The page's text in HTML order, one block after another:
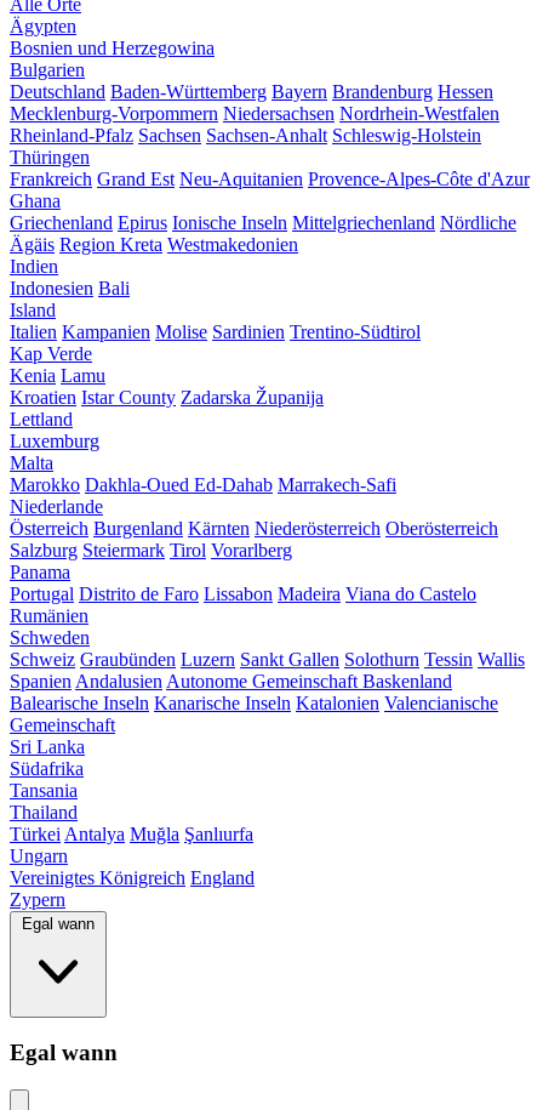
Ägypten
Bosnien und Herzegowina
Bulgarien
Deutschland Baden-Württemberg Bayern Brandenburg Hessen
Mecklenburg-Vorpommern Niedersachsen Nordrhein-Westfalen
Rheinland-Pfalz Sachsen Sachsen-Anhalt Schleswig-Holstein
Thüringen
Frankreich Grand Est Neu-Aquitanien Provence-Alpes-Côte d'Azur
Ghana
Griechenland Epirus Ionische Inseln Mittelgriechenland Nördliche
Ägäis Region Kreta Westmakedonien
Indien
Indonesien Bali
Island
Italien Kampanien Molise Sardinien Trentino-Südtirol
Kap Verde
Kenia Lamu
Kroatien Istar County Zadarska Županija
Lettland
Luxemburg
Malta
Marokko Dakhla-Oued Ed-Dahab Marrakech-Safi
Niederlande
Österreich Burgenland Kärnten Niederösterreich Oberösterreich
Salzburg Steiermark Tirol Vorarlberg
Panama
Portugal Distrito de Faro Lissabon Madeira Viana do Castelo
Rumänien
Schweden
Schweiz Graubünden Luzern Sankt Gallen Solothurn Tessin Wallis
Spanien Andalusien Autonome Gemeinschaft Baskenland
Balearische Inseln Kanarische Inseln Katalonien Valencianische
Gemeinschaft
Sri Lanka
Südafrika
Tansania
Thailand
Türkei Antalya Muğla Şanlıurfa
Ungarn
Vereinigtes Königreich England
Zypern
Egal wann
Egal wann